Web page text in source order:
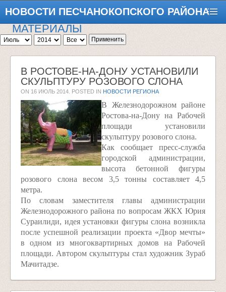
НОВОСТИ ПЕСЧАНОКОПСКОГО РАЙОНА
МАТЕРИАЛЫ
Применить
В РОСТОВЕ-НА-ДОНУ УСТАНОВИЛИ
СКУЛЬПТУРУ РОЗОВОГО СЛОНА
ON 16 ИЮЛЬ 2014 . POSTED IN НОВОСТИ РЕГИОНА
В Железнодорожном районе
Ростова-на-Дону на Рабочей
площади установили
скульптуру розового слона.
Как сообщает пресс-служба
городской администрации,
высота бетонной фигуры
розового слона весом 3,5 тонны составляет 4,5
метра.
По словам заместителя главы администрации
Железнодорожного района по вопросам ЖКХ Юрия
Сураилиди, идея установки фигуры слона возникла
после успешной реализации проекта «Двор мечты»
в одном из многоквартирных домов на Рабочей
площади. Автором скульптуры стал художник Зураб
Мачитадзе.